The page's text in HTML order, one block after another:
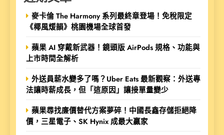
麥卡倫 The Harmony 系列最終章登場！免稅限定
《椰風煖韻》桃園機場全球首發
蘋果 AI 穿戴新武器！鏡頭版 AirPods 規格、功能與
上市時間全解析
外送員薪水變多了嗎？Uber Eats 最新觀察：外送專
法讓時薪成長，但「這原因」讓接單量變少
蘋果尋找廉價替代方案夢碎！中國長鑫存儲拒絕降
價，三星電子、SK Hynix 成最大贏家